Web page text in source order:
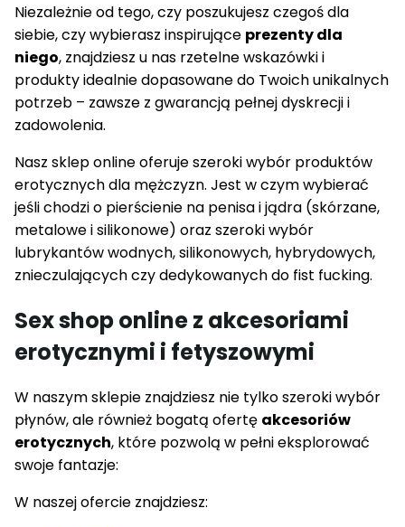
Niezależnie od tego, czy poszukujesz czegoś dla
siebie, czy wybierasz inspirujące prezenty dla
niego, znajdziesz u nas rzetelne wskazówki i
produkty idealnie dopasowane do Twoich unikalnych
potrzeb – zawsze z gwarancją pełnej dyskrecji i
zadowolenia.
Nasz sklep online oferuje szeroki wybór produktów
erotycznych dla mężczyzn. Jest w czym wybierać
jeśli chodzi o pierścienie na penisa i jądra (skórzane,
metalowe i silikonowe) oraz szeroki wybór
lubrykantów wodnych, silikonowych, hybrydowych,
znieczulających czy dedykowanych do fist fucking.
Sex shop online z akcesoriami
erotycznymi i fetyszowymi
W naszym sklepie znajdziesz nie tylko szeroki wybór
płynów, ale również bogatą ofertę akcesoriów
erotycznych, które pozwolą w pełni eksplorować
swoje fantazje:
W naszej ofercie znajdziesz: